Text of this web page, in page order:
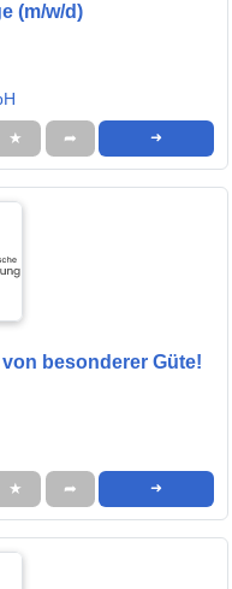
(m/w/d)
★ ➦ ➜
besonderer Güte!
★ ➦ ➜